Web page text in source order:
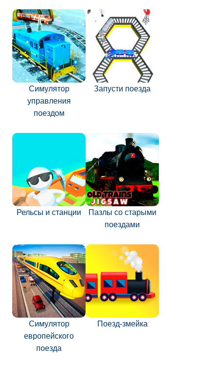
Симулятор
управления
поездом
Запусти поезда
Рельсы и станции
Пазлы со старыми
поездами
Симулятор
европейского
поезда
Поезд-змейка